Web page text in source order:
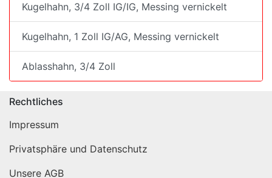
Kugelhahn, 3/4 Zoll IG/IG, Messing vernickelt
Kugelhahn, 1 Zoll IG/AG, Messing vernickelt
Ablasshahn, 3/4 Zoll
Rechtliches
Impressum
Privatsphäre und Datenschutz
Unsere AGB